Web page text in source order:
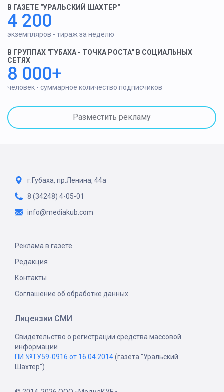
В ГАЗЕТЕ "УРАЛЬСКИЙ ШАХТЕР"
4 200
экземпляров - тираж за неделю
В ГРУППАХ "ГУБАХА - ТОЧКА РОСТА" В СОЦИАЛЬНЫХ
СЕТЯХ
8 000+
человек - суммарное количество подписчиков
Разместить рекламу
г.Губаха, пр.Ленина, 44а
8 (34248) 4-05-01
info@mediakub.com
Реклама в газете
Редакция
Контакты
Соглашение об обработке данных
Лицензии СМИ
Свидетельство о регистрации средства массовой
информации
ПИ №ТУ59-0916 от 16.04.2014(газета "Уральский
Шахтер")